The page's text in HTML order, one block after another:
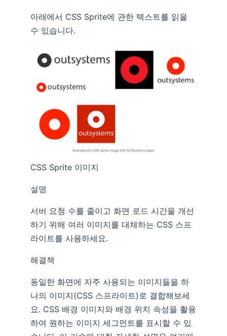
아래에서 CSS Sprite에 관한 텍스트를 읽을
수 있습니다.
CSS Sprite 이미지
설명
서버 요청 수를 줄이고 화면 로드 시간을 개선
하기 위해 여러 이미지를 대체하는 CSS 스프
라이트를 사용하세요.
해결책
동일한 화면에 자주 사용되는 이미지들을 하
나의 이미지(CSS 스프라이트)로 결합해보세
요. CSS 배경 이미지와 배경 위치 속성을 활용
하여 원하는 이미지 세그먼트를 표시할 수 있